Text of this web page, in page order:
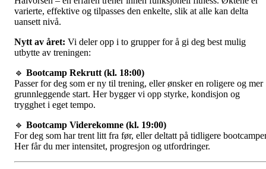
varierte, effektive og tilpasses den enkelte, slik at alle kan delta
uansett nivå.
Nytt av året: Vi deler opp i to grupper for å gi deg best mulig
utbytte av treningen:
🔹 Bootcamp Rekrutt (kl. 18:00)
Passer for deg som er ny til trening, eller ønsker en roligere og mer
grunnleggende start. Her bygger vi opp styrke, kondisjon og
trygghet i eget tempo.
🔹 Bootcamp Viderekomne (kl. 19:00)
For deg som har trent litt fra før, eller deltatt på tidligere
Her får du mer intensitet, progresjon og utfordringer.